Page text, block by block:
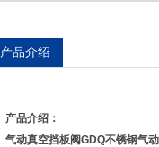
产品介绍
产品介绍：
气动真空挡板阀GDQ不锈钢气